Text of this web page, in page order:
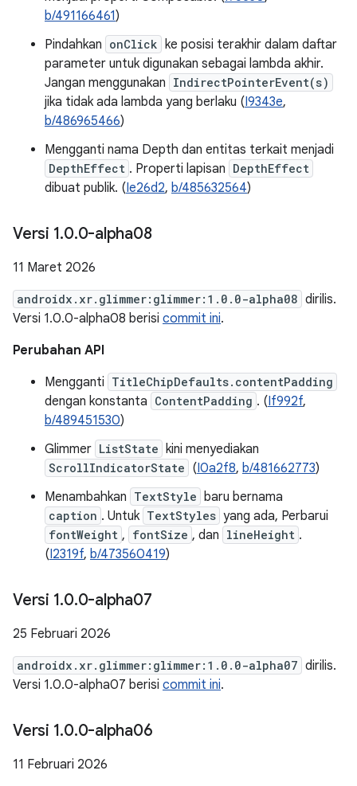
b/491166461)
Pindahkan onClick ke posisi terakhir dalam daftar
parameter untuk digunakan sebagai lambda akhir.
Jangan menggunakan IndirectPointerEvent(s)
jika tidak ada lambda yang berlaku (I9343e,
b/486965466)
Mengganti nama Depth dan entitas terkait menjadi
DepthEffect . Properti lapisan DepthEffect
dibuat publik. (Ie26d2, b/485632564)
Versi 1.0.0-alpha08
11 Maret 2026
androidx.xr.glimmer:glimmer:1.0.0-alpha08 dirilis.
Versi 1.0.0-alpha08 berisi commit ini.
Perubahan API
Mengganti TitleChipDefaults.contentPadding
dengan konstanta ContentPadding . (If992f,
b/489451530)
Glimmer ListState kini menyediakan
ScrollIndicatorState (I0a2f8, b/481662773)
Menambahkan TextStyle baru bernama
caption . Untuk TextStyles yang ada, Perbarui
fontWeight , fontSize , dan lineHeight .
(I2319f, b/473560419)
Versi 1.0.0-alpha07
25 Februari 2026
androidx.xr.glimmer:glimmer:1.0.0-alpha07 dirilis.
Versi 1.0.0-alpha07 berisi commit ini.
Versi 1.0.0-alpha06
11 Februari 2026